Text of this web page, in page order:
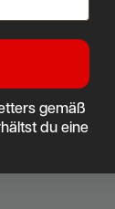
gemäß
du eine